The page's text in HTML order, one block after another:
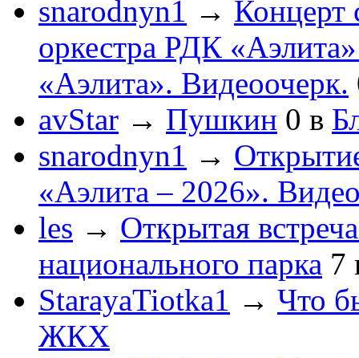
snarodnyn1 → Концерт
оркестра РДК
«Аэлита». Видеоочерк.
avStar → Пушкин 0 в
snarodnyn1 →
«Аэлита – 2026».
les → Открытая
национального парка 7
StarayaTiotka1 → Что
ЖКХ